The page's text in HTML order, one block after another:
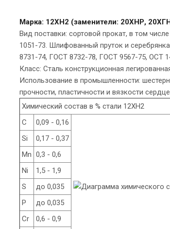
Марка: 12ХН2 (заменители: 20ХНР,
Вид поставки: сортовой прокат, в том
1051-73. Шлифованный пруток и
8731-74, ГОСТ 8732-78, ГОСТ 9567-75, ОСТ
Класс: Сталь конструкционная
Использование в промышленности:
прочности, пластичности и вязкости
Химический состав в % стали 12ХН2
C
0,09 - 0,16
Si
0,17 - 0,37
Mn 0,3 - 0,6
Ni
1,5 - 1,9
S
до 0,035
P
до 0,035
Cr
0,6 - 0,9